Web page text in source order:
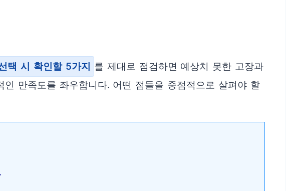
택 시 확인할 5가지
를 제대로 점검하면 예상치 못한 고장과
만족도를 좌우합니다. 어떤 점들을 중점적으로 살펴야 할